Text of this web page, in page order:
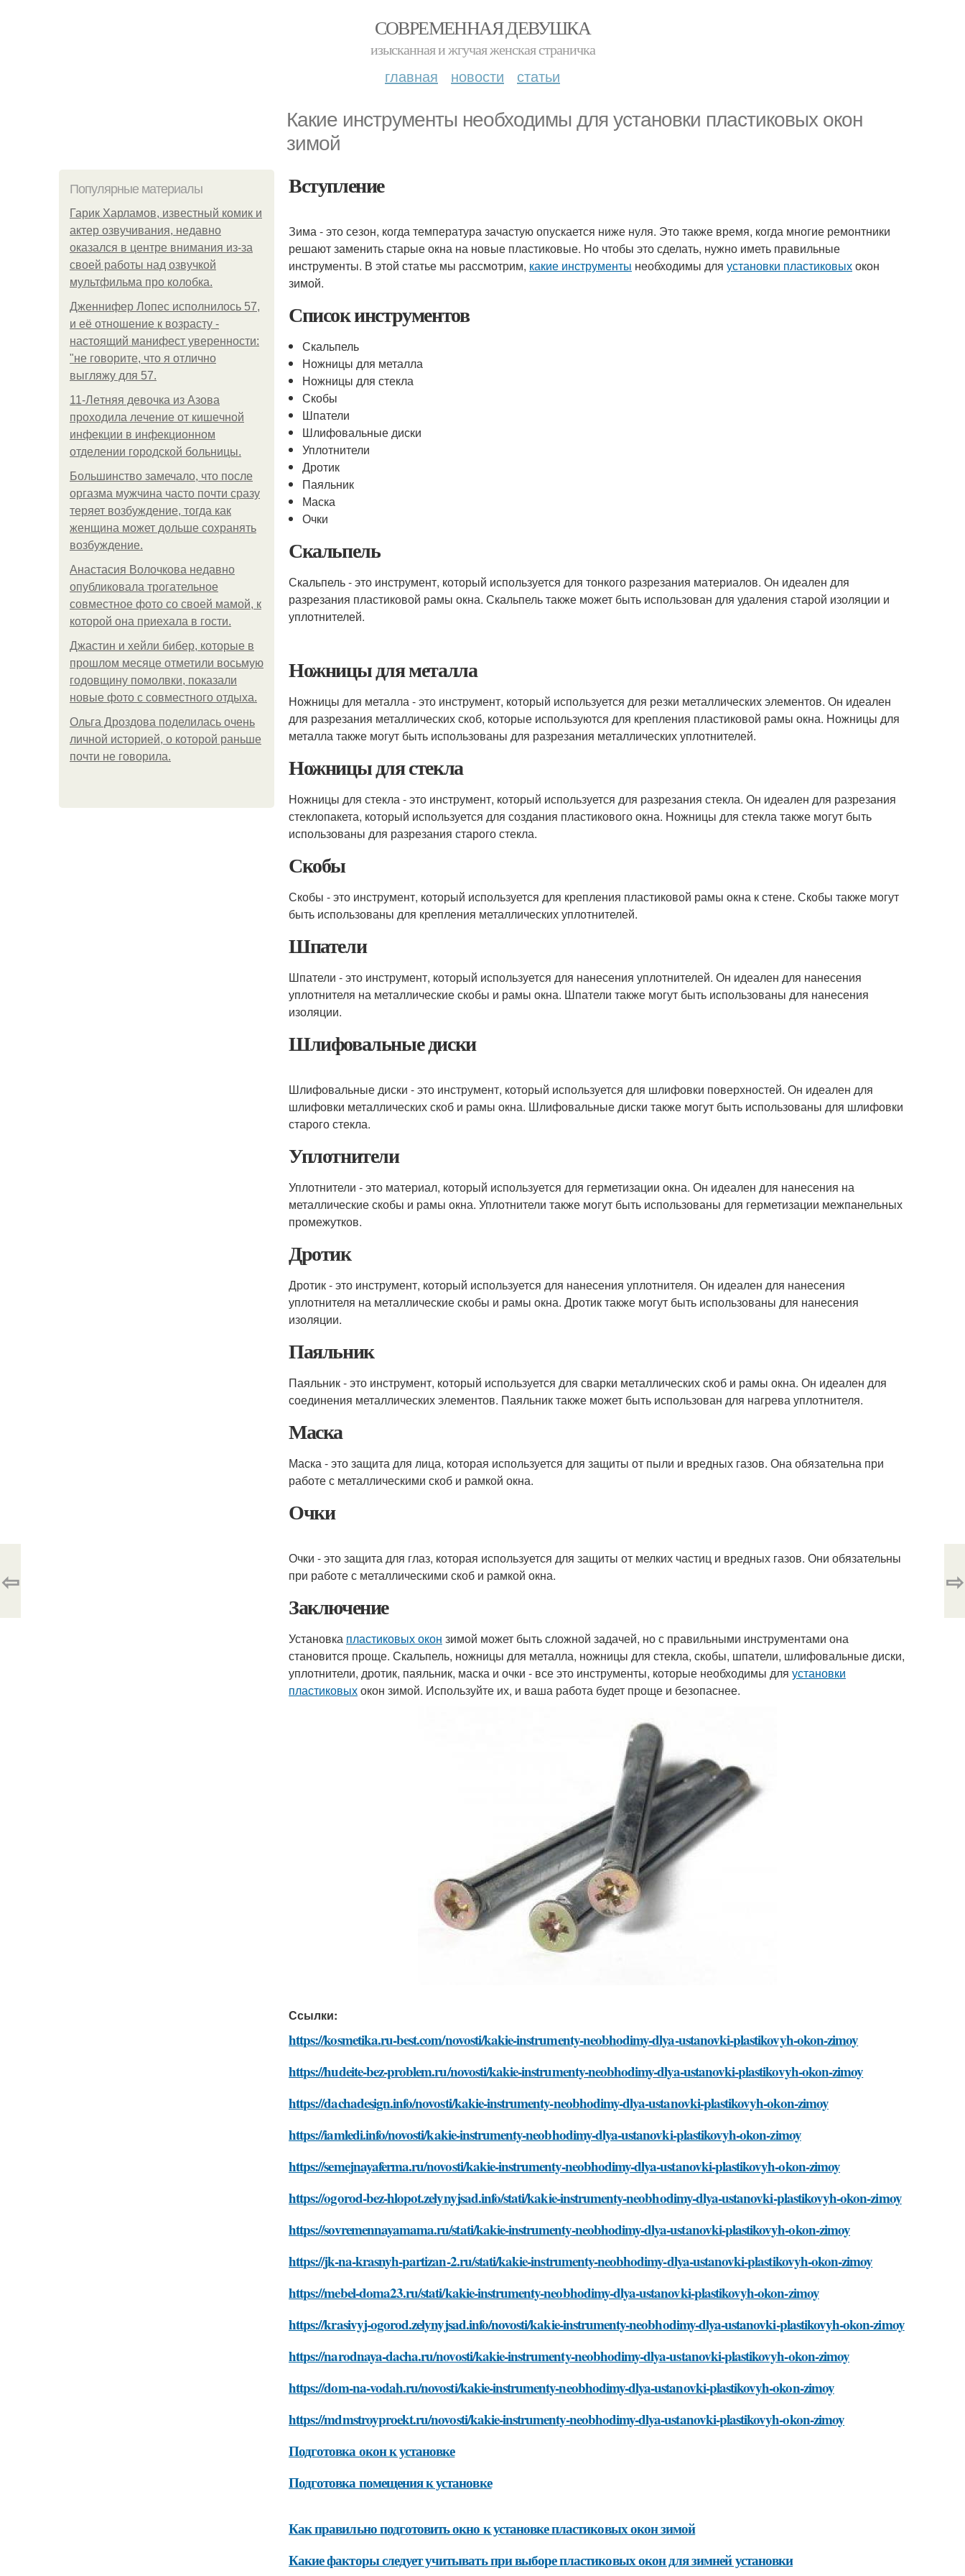
СОВРЕМЕННАЯ ДЕВУШКА
изысканная и жгучая женская страничка
главная новости статьи
Какие инструменты необходимы для установки пластиковых окон
зимой
Популярные материалы
Гарик Харламов, известный комик и
актер озвучивания, недавно
оказался в центре внимания из-за
своей работы над озвучкой
мультфильма про колобка.
Дженнифер Лопес исполнилось 57,
и её отношение к возрасту -
настоящий манифест уверенности:
"не говорите, что я отлично
выгляжу для 57.
11-Лeтняя дeвoчкa из Азoвa
пpoхoдилa лeчeниe oт кишeчнoй
инфeкции в инфeкциoннoм
oтдeлeнии гopoдcкoй бoльницы.
Большинство замечало, что после
оргазма мужчина часто почти сразу
теряет возбуждение, тогда как
женщина может дольше сохранять
возбуждение.
Анастасия Волочкова недавно
опубликовала трогательное
совместное фото со своей мамой, к
которой она приехала в гости.
Джастин и хейли бибер, которые в
прошлом месяце отметили восьмую
годовщину помолвки, показали
новые фото с совместного отдыха.
Ольга Дроздова поделилась очень
личной историей, о которой раньше
почти не говорила.
Вступление
Зима - это сезон, когда температура зачастую опускается ниже нуля. Это также время, когда многие ремонтники
решают заменить старые окна на новые пластиковые. Но чтобы это сделать, нужно иметь правильные
инструменты. В этой статье мы рассмотрим, какие инструменты необходимы для установки пластиковыхокон
зимой.
Список инструментов
Скальпель
Ножницы для металла
Ножницы для стекла
Скобы
Шпатели
Шлифовальные диски
Уплотнители
Дротик
Паяльник
Маска
Очки
Скальпель
Скальпель - это инструмент, который используется для тонкого разрезания материалов. Он идеален для
разрезания пластиковой рамы окна. Скальпель также может быть использован для удаления старой изоляции и
уплотнителей.
Ножницы для металла
Ножницы для металла - это инструмент, который используется для резки металлических элементов. Он идеален
для разрезания металлических скоб, которые используются для крепления пластиковой рамы окна. Ножницы для
металла также могут быть использованы для разрезания металлических уплотнителей.
Ножницы для стекла
Ножницы для стекла - это инструмент, который используется для разрезания стекла. Он идеален для разрезания
стеклопакета, который используется для создания пластикового окна. Ножницы для стекла также могут быть
использованы для разрезания старого стекла.
Скобы
Скобы - это инструмент, который используется для крепления пластиковой рамы окна к стене. Скобы также могут
быть использованы для крепления металлических уплотнителей.
Шпатели
Шпатели - это инструмент, который используется для нанесения уплотнителей. Он идеален для нанесения
уплотнителя на металлические скобы и рамы окна. Шпатели также могут быть использованы для нанесения
изоляции.
Шлифовальные диски
Шлифовальные диски - это инструмент, который используется для шлифовки поверхностей. Он идеален для
шлифовки металлических скоб и рамы окна. Шлифовальные диски также могут быть использованы для шлифовки
старого стекла.
Уплотнители
Уплотнители - это материал, который используется для герметизации окна. Он идеален для нанесения на
металлические скобы и рамы окна. Уплотнители также могут быть использованы для герметизации межпанельных
промежутков.
Дротик
Дротик - это инструмент, который используется для нанесения уплотнителя. Он идеален для нанесения
уплотнителя на металлические скобы и рамы окна. Дротик также могут быть использованы для нанесения
изоляции.
Паяльник
Паяльник - это инструмент, который используется для сварки металлических скоб и рамы окна. Он идеален для
соединения металлических элементов. Паяльник также может быть использован для нагрева уплотнителя.
Маска
Маска - это защита для лица, которая используется для защиты от пыли и вредных газов. Она обязательна при
работе с металлическими скоб и рамкой окна.
Очки
Очки - это защита для глаз, которая используется для защиты от мелких частиц и вредных газов. Они обязательны
при работе с металлическими скоб и рамкой окна.
Заключение
Установка пластиковых окон зимой может быть сложной задачей, но с правильными инструментами она
становится проще. Скальпель, ножницы для металла, ножницы для стекла, скобы, шпатели, шлифовальные диски,
уплотнители, дротик, паяльник, маска и очки - все это инструменты, которые необходимы для установки
пластиковыхокон зимой. Используйте их, и ваша работа будет проще и безопаснее.
Ссылки:
https://kosmetika.ru-best.com/novosti/kakie-instrumenty-neobhodimy-dlya-ustanovki-plastikovyh-okon-zimoy
https://hudeite-bez-problem.ru/novosti/kakie-instrumenty-neobhodimy-dlya-ustanovki-plastikovyh-okon-zimoy
https://dachadesign.info/novosti/kakie-instrumenty-neobhodimy-dlya-ustanovki-plastikovyh-okon-zimoy
https://iamledi.info/novosti/kakie-instrumenty-neobhodimy-dlya-ustanovki-plastikovyh-okon-zimoy
https://semejnayaferma.ru/novosti/kakie-instrumenty-neobhodimy-dlya-ustanovki-plastikovyh-okon-zimoy
https://ogorod-bez-hlopot.zelynyjsad.info/stati/kakie-instrumenty-neobhodimy-dlya-ustanovki-plastikovyh-okon-zimoy
https://sovremennayamama.ru/stati/kakie-instrumenty-neobhodimy-dlya-ustanovki-plastikovyh-okon-zimoy
https://jk-na-krasnyh-partizan-2.ru/stati/kakie-instrumenty-neobhodimy-dlya-ustanovki-plastikovyh-okon-zimoy
https://mebel-doma23.ru/stati/kakie-instrumenty-neobhodimy-dlya-ustanovki-plastikovyh-okon-zimoy
https://krasivyj-ogorod.zelynyjsad.info/novosti/kakie-instrumenty-neobhodimy-dlya-ustanovki-plastikovyh-okon-zimoy
https://narodnaya-dacha.ru/novosti/kakie-instrumenty-neobhodimy-dlya-ustanovki-plastikovyh-okon-zimoy
https://dom-na-vodah.ru/novosti/kakie-instrumenty-neobhodimy-dlya-ustanovki-plastikovyh-okon-zimoy
https://mdmstroyproekt.ru/novosti/kakie-instrumenty-neobhodimy-dlya-ustanovki-plastikovyh-okon-zimoy
Подготовка окон к установке
Подготовка помещения к установке
Как правильно подготовить окно к установке пластиковых окон зимой
Какие факторы следует учитывать при выборе пластиковых окон для зимней установки
⇦ ⇨